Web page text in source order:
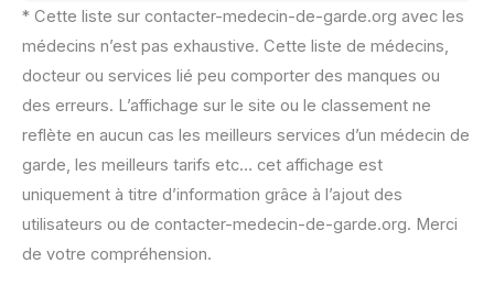
* Cette liste sur contacter-medecin-de-garde.org avec les
médecins n’est pas exhaustive. Cette liste de médecins,
docteur ou services lié peu comporter des manques ou
des erreurs. L’affichage sur le site ou le classement ne
reflète en aucun cas les meilleurs services d’un médecin de
garde, les meilleurs tarifs etc… cet affichage est
uniquement à titre d’information grâce à l’ajout des
utilisateurs ou de contacter-medecin-de-garde.org. Merci
de votre compréhension.